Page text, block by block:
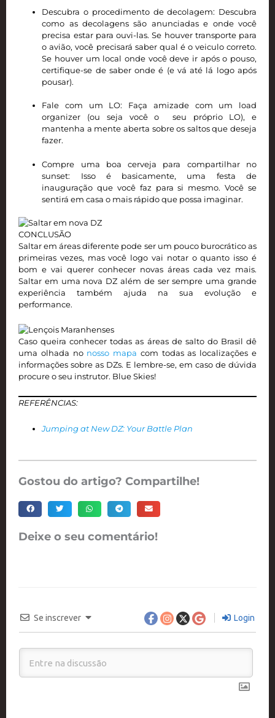
Descubra o procedimento de decolagem: Descubra
como as decolagens são anunciadas e onde você
precisa estar para ouvi-las. Se houver transporte para
o avião, você precisará saber qual é o veiculo correto.
Se houver um local onde você deve ir após o pouso,
certifique-se de saber onde é (e vá até lá logo após
pousar).
Fale com um LO: Faça amizade com um load
organizer (ou seja você o seu próprio LO), e
mantenha a mente aberta sobre os saltos que deseja
fazer.
Compre uma boa cerveja para compartilhar no
sunset: Isso é basicamente, uma festa de
inauguração que você faz para si mesmo. Você se
sentirá em casa o mais rápido que possa imaginar.
CONCLUSÃO
Saltar em áreas diferente pode ser um pouco burocrático as
primeiras vezes, mas você logo vai notar o quanto isso é
bom e vai querer conhecer novas áreas cada vez mais.
Saltar em uma nova DZ além de ser sempre uma grande
experiência também ajuda na sua evolução e
performance.
Caso queira conhecer todas as áreas de salto do Brasil dê
uma olhada no nosso mapa com todas as localizações e
informações sobre as DZs. E lembre-se, em caso de dúvida
procure o seu instrutor. Blue Skies!
REFERÊNCIAS:
Jumping at New DZ: Your Battle Plan
Gostou do artigo? Compartilhe!
Deixe o seu comentário!
Se inscrever Login